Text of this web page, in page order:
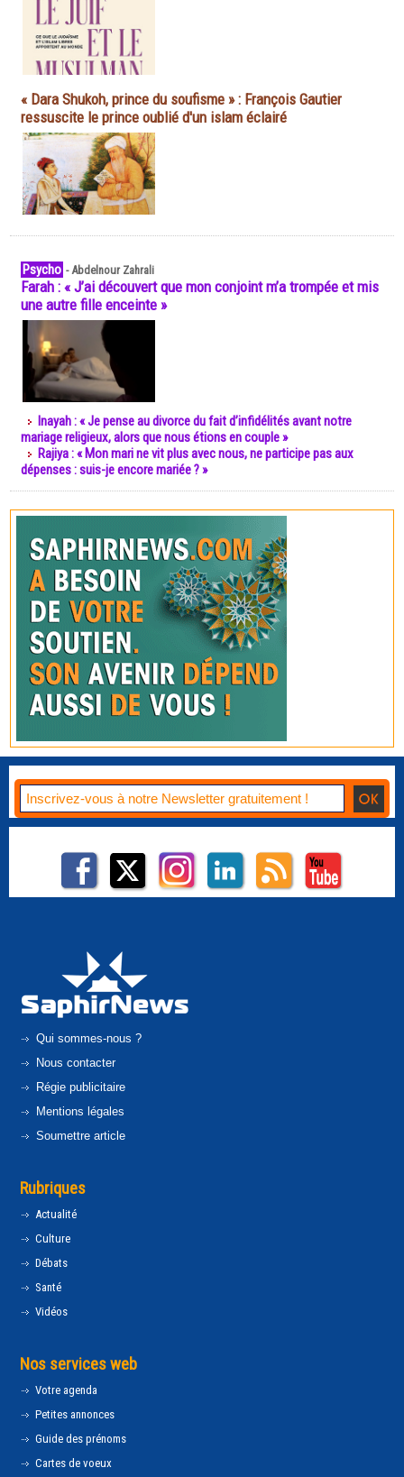
« Dara Shukoh, prince du soufisme » : François Gautier
ressuscite le prince oublié d'un islam éclairé
Psycho -Abdelnour Zahrali
Farah : « J’ai découvert que mon conjoint m’a trompée et mis
une autre fille enceinte »
Inayah : « Je pense au divorce du fait d’infidélités avant notre
mariage religieux, alors que nous étions en couple »
Rajiya : « Mon mari ne vit plus avec nous, ne participe pas aux
dépenses : suis-je encore mariée ? »
Qui sommes-nous ?
Nous contacter
Régie publicitaire
Mentions légales
Soumettre article
Rubriques
Actualité
Culture
Débats
Santé
Vidéos
Nos services web
Votre agenda
Petites annonces
Guide des prénoms
Cartes de voeux